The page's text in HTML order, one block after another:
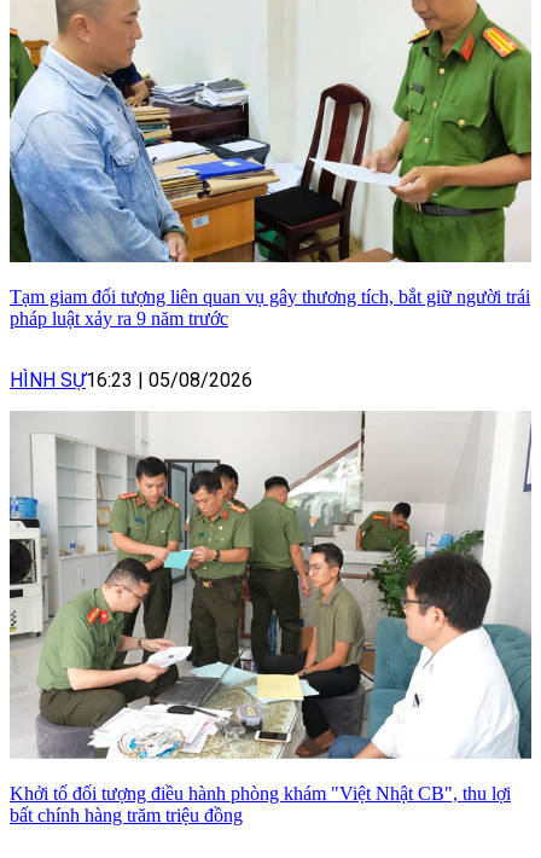
Tạm giam đối tượng liên quan vụ gây thương tích, bắt giữ người trái
pháp luật xảy ra 9 năm trước
HÌNH SỰ16:23 05/08/2026
Khởi tố đối tượng điều hành phòng khám "Việt Nhật CB", thu lợi
bất chính hàng trăm triệu đồng